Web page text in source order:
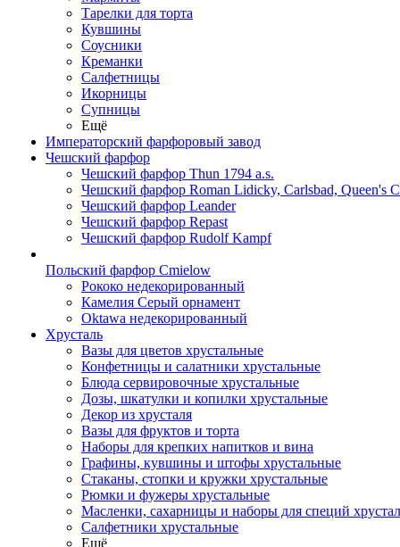
Тарелки для торта
Кувшины
Соусники
Креманки
Салфетницы
Икорницы
Супницы
Ещё
Императорский фарфоровый завод
Чешский фарфор
Чешский фарфор Thun 1794 a.s.
Чешский фарфор Roman Lidicky, Carlsbad, Queen's
Чешский фарфор Leander
Чешский фарфор Repast
Чешский фарфор Rudolf Kampf
Польский фарфор Сmielow
Рококо недекорированный
Камелия Серый орнамент
Oktawa недекорированный
Хрусталь
Вазы для цветов хрустальные
Конфетницы и салатники хрустальные
Блюда сервировочные хрустальные
Дозы, шкатулки и копилки хрустальные
Декор из хрусталя
Вазы для фруктов и торта
Наборы для крепких напитков и вина
Графины, кувшины и штофы хрустальные
Стаканы, стопки и кружки хрустальные
Рюмки и фужеры хрустальные
Масленки, сахарницы и наборы для специй
Салфетники хрустальные
Ещё